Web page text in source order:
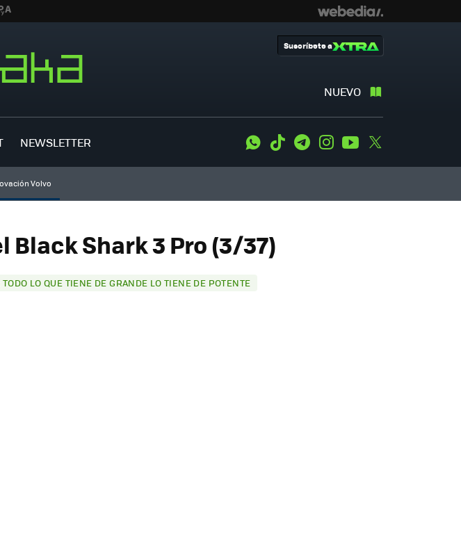
NUEVO
Suscríbete a
NEWSLETTER WhatsApp
Tiktok TelegramInstagramYoutube
Volvo
Black Shark 3 Pro (3/37)
LO QUE TIENE DE GRANDE LO TIENE DE POTENTE